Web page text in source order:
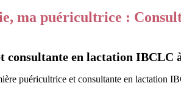
ma puéricultrice :
en lactation IBCLC
puéricultrice et consultante en lactation